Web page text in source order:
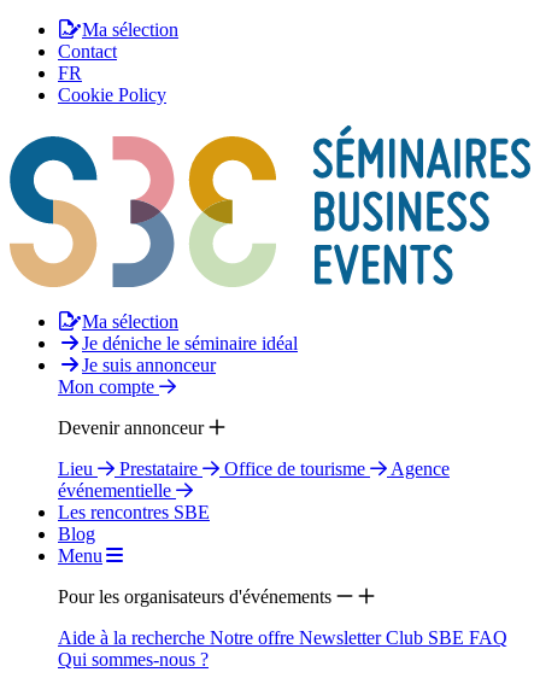
Ma sélection
Contact
FR
Cookie Policy
Ma sélection
Je déniche le séminaire idéal
Je suis annonceur
Mon compte
Devenir annonceur
Lieu
Prestataire Office de tourisme
Agence
événementielle
Les rencontres SBE
Blog
Menu
Pour les organisateurs d'événements
Aide à la recherche Notre offre NewsletterClub SBE FAQ
Qui sommes-nous ?